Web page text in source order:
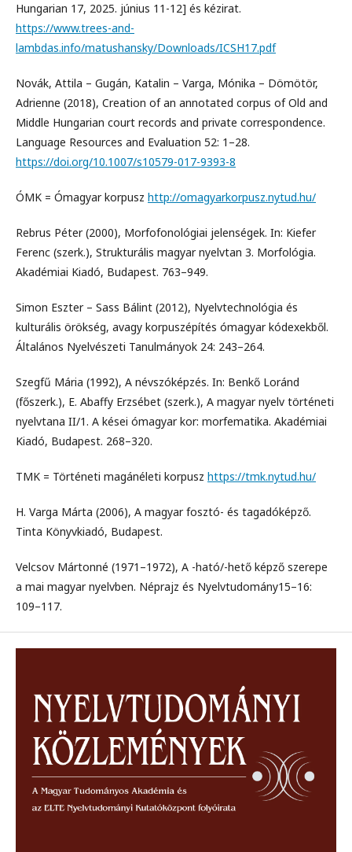
Hungarian 17, 2025. június 11-12] és kézirat.
https://www.trees-and-
lambdas.info/matushansky/Downloads/ICSH17.pdf
Novák, Attila – Gugán, Katalin – Varga, Mónika – Dömötör,
Adrienne (2018), Creation of an annotated corpus of Old and
Middle Hungarian court records and private correspondence.
Language Resources and Evaluation 52: 1–28.
https://doi.org/10.1007/s10579-017-9393-8
ÓMK = Ómagyar korpusz http://omagyarkorpusz.nytud.hu/
Rebrus Péter (2000), Morfofonológiai jelenségek. In: Kiefer
Ferenc (szerk.), Strukturális magyar nyelvtan 3. Morfológia.
Akadémiai Kiadó, Budapest. 763–949.
Simon Eszter – Sass Bálint (2012), Nyelvtechnológia és
kulturális örökség, avagy korpuszépítés ómagyar kódexekből.
Általános Nyelvészeti Tanulmányok 24: 243–264.
Szegfű Mária (1992), A névszóképzés. In: Benkő Loránd
(főszerk.), E. Abaffy Erzsébet (szerk.), A magyar nyelv történeti
nyelvtana II/1. A kései ómagyar kor: morfematika. Akadémiai
Kiadó, Budapest. 268–320.
TMK = Történeti magánéleti korpusz https://tmk.nytud.hu/
H. Varga Márta (2006), A magyar fosztó- és tagadóképző.
Tinta Könyvkiadó, Budapest.
Velcsov Mártonné (1971–1972), A -ható/-hető képző szerepe
a mai magyar nyelvben. Néprajz és Nyelvtudomány15–16:
109–117.